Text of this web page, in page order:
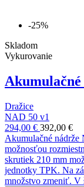
-25%
Skladom
Vykurovanie
Akumulačné
Dražice
NAD 50 v1
294,00 € 392,00 €
Akumulačné nádrže
možnosťou
skrutiek 210 mm
jednotky TPK. Na
množstvo zmeniť. V